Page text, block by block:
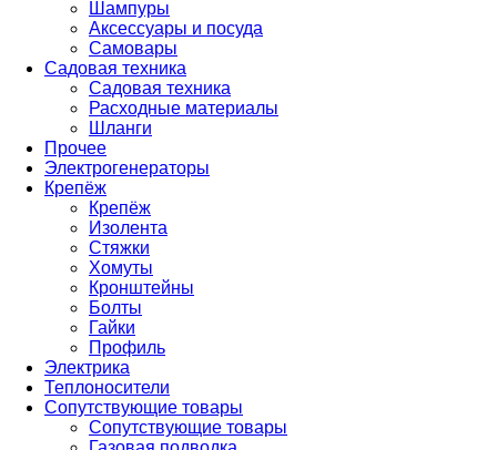
Шампуры
Аксессуары и посуда
Самовары
Садовая техника
Садовая техника
Расходные материалы
Шланги
Прочее
Электрогенераторы
Крепёж
Крепёж
Изолента
Стяжки
Хомуты
Кронштейны
Болты
Гайки
Профиль
Электрика
Теплоносители
Сопутствующие товары
Сопутствующие товары